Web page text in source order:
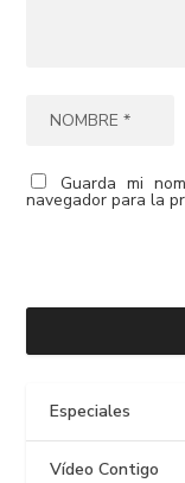
Guarda mi
navegador para la
Especiales
Vídeo Contigo